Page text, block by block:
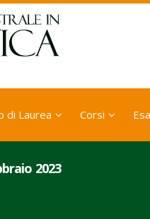
di Laurea Corsi
2023